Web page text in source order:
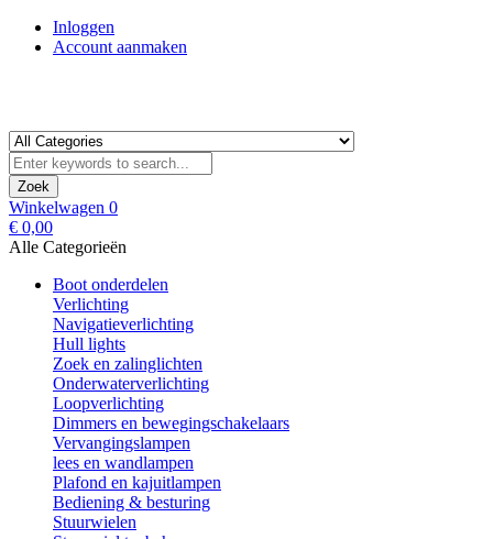
Inloggen
Account aanmaken
Zoek
Winkelwagen 0
€ 0,00
Alle Categorieën
Boot onderdelen
Verlichting
Navigatieverlichting
Hull lights
Zoek en zalinglichten
Onderwaterverlichting
Loopverlichting
Dimmers en bewegingschakelaars
Vervangingslampen
lees en wandlampen
Plafond en kajuitlampen
Bediening & besturing
Stuurwielen